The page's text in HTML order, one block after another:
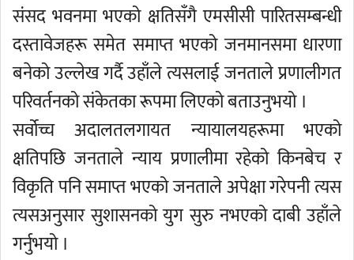
संसद भवनमा भएको क्षतिसँगै एमसीसी पारितसम्बन्धी
दस्तावेजहरू समेत समाप्त भएको जनमानसमा धारणा
बनेको उल्लेख गर्दै उहाँले त्यसलाई जनताले प्रणालीगत
परिवर्तनको संकेतका रूपमा लिएको बताउनुभयो ।
सर्वोच्च अदालतलगायत न्यायालयहरूमा भएको
क्षतिपछि जनताले न्याय प्रणालीमा रहेको किनबेच र
विकृति पनि समाप्त भएको जनताले अपेक्षा गरेपनी त्यस
त्यसअनुसार सुशासनको युग सुरु नभएको दाबी उहाँले
गर्नुभयो ।